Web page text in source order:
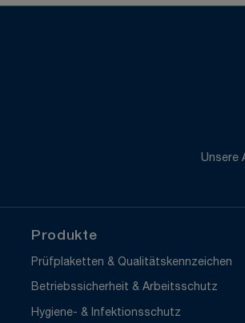
Unsere
Produkte
Prüfplaketten & Qualitätskennzeichen
Betriebssicherheit & Arbeitsschutz
Hygiene- & Infektionsschutz